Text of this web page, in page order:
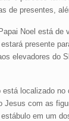
de presentes,
Noel está de
presente
elevadores do
localizado
Jesus com as
em um